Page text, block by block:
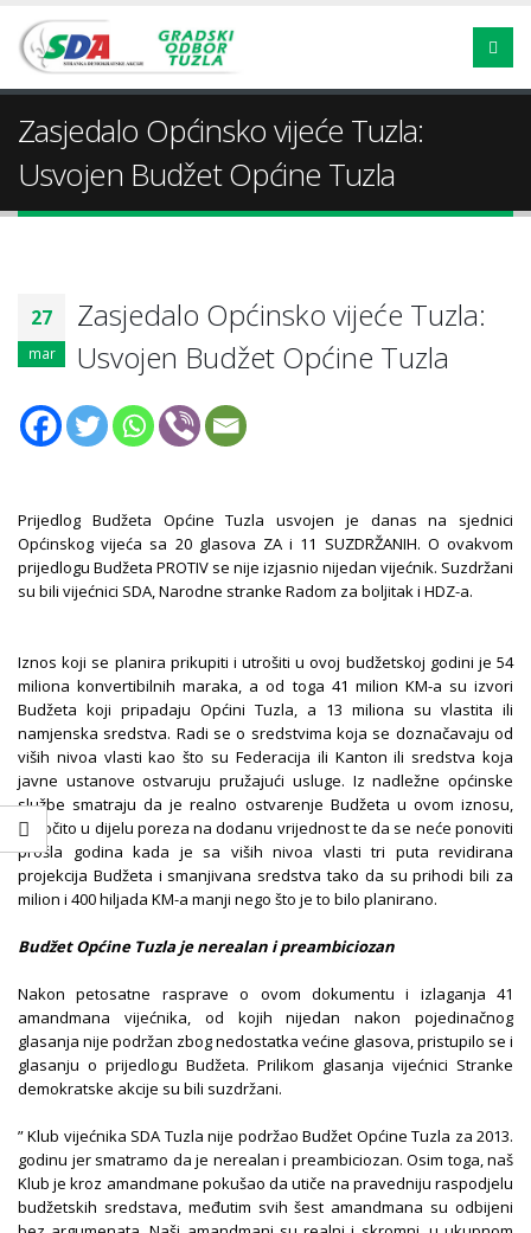
Zasjedalo Općinsko vijeće Tuzla:
Usvojen Budžet Općine Tuzla
27
mar
Zasjedalo Općinsko vijeće Tuzla:
Usvojen Budžet Općine Tuzla
Prijedlog Budžeta Općine Tuzla usvojen je danas na sjednici
Općinskog vijeća sa 20 glasova ZA i 11 SUZDRŽANIH. O ovakvom
prijedlogu Budžeta PROTIV se nije izjasnio nijedan vijećnik. Suzdržani
su bili vijećnici SDA, Narodne stranke Radom za boljitak i HDZ-a.
Iznos koji se planira prikupiti i utrošiti u ovoj budžetskoj godini je 54
miliona konvertibilnih maraka, a od toga 41 milion KM-a su izvori
Budžeta koji pripadaju Općini Tuzla, a 13 miliona su vlastita ili
namjenska sredstva. Radi se o sredstvima koja se doznačavaju od
viših nivoa vlasti kao što su Federacija ili Kanton ili sredstva koja
javne ustanove ostvaruju pružajući usluge. Iz nadležne općinske
službe smatraju da je realno ostvarenje Budžeta u ovom iznosu,
naročito u dijelu poreza na dodanu vrijednost te da se neće ponoviti
prošla godina kada je sa viših nivoa vlasti tri puta revidirana
projekcija Budžeta i smanjivana sredstva tako da su prihodi bili za
milion i 400 hiljada KM-a manji nego što je to bilo planirano.
Budžet Općine Tuzla je nerealan i preambiciozan
Nakon petosatne rasprave o ovom dokumentu i izlaganja 41
amandmana vijećnika, od kojih nijedan nakon pojedinačnog
glasanja nije podržan zbog nedostatka većine glasova, pristupilo se i
glasanju o prijedlogu Budžeta. Prilikom glasanja vijećnici Stranke
demokratske akcije su bili suzdržani.
” Klub vijećnika SDA Tuzla nije podržao Budžet Općine Tuzla za 2013.
godinu jer smatramo da je nerealan i preambiciozan. Osim toga, naš
Klub je kroz amandmane pokušao da utiče na pravedniju raspodjelu
budžetskih sredstava, međutim svih šest amandmana su odbijeni